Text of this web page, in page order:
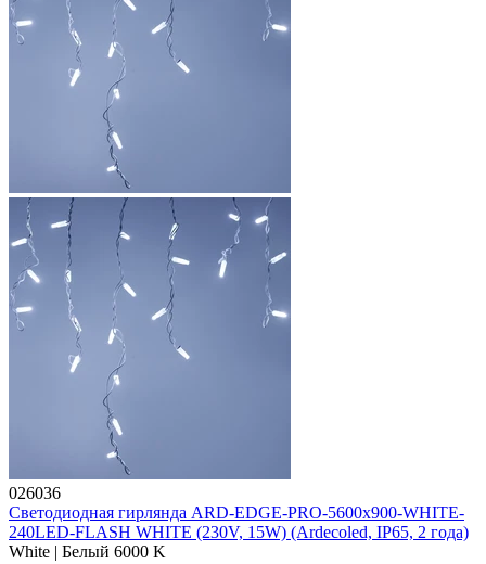
026036
Светодиодная гирлянда ARD-EDGE-PRO-5600x900-WHITE-
240LED-FLASH WHITE (230V, 15W) (Ardecoled, IP65, 2 года)
White | Белый 6000 K